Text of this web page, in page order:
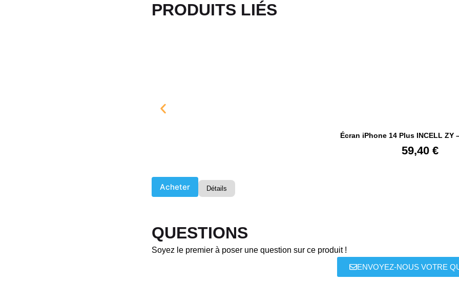
PRODUITS LIÉS​
Écran iPhone 14 Plus INCELL ZY
59,40 €
Acheter Détails
QUESTIONS
Soyez le premier à poser une question sur ce produit !
ENVOYEZ-NOUS VOTRE